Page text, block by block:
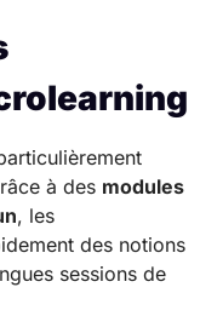
à des modules
, les
des notions
sessions de